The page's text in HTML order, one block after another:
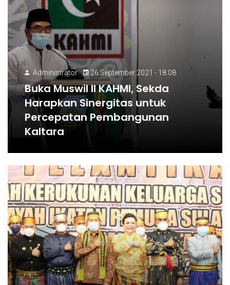
Administrator 26 September 2021 - 18:08
Buka Muswil II KAHMI, Sekda
Harapkan Sinergitas untuk
Percepatan Pembangunan
Kaltara